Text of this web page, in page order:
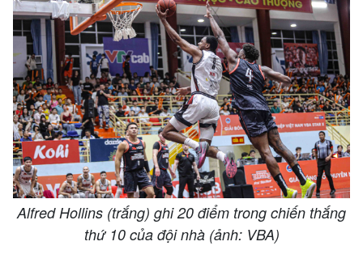
Alfred Hollins (trắng) ghi 20 điểm trong chiến thắng
thứ 10 của đội nhà (ảnh: VBA)